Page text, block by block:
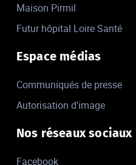
Maison Pirmil
Futur hôpital Loire Santé
Espace médias
Communiqués de presse
Autorisation d'image
Nos réseaux sociaux
Facebook